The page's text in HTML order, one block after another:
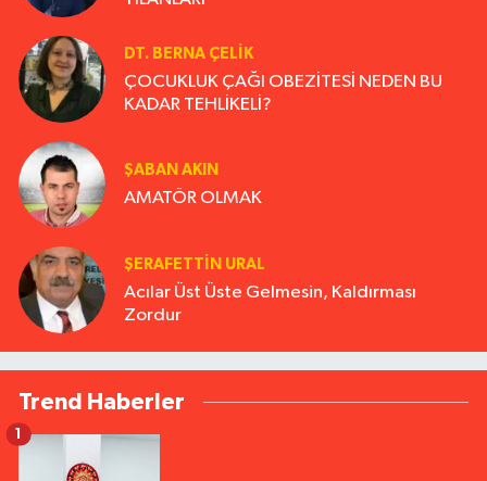
DT. BERNA ÇELIK
ÇOCUKLUK ÇAĞI OBEZİTESİ NEDEN BU
KADAR TEHLİKELİ?
ŞABAN AKIN
AMATÖR OLMAK
ŞERAFETTIN URAL
Acılar Üst Üste Gelmesin, Kaldırması
Zordur
Trend Haberler
1